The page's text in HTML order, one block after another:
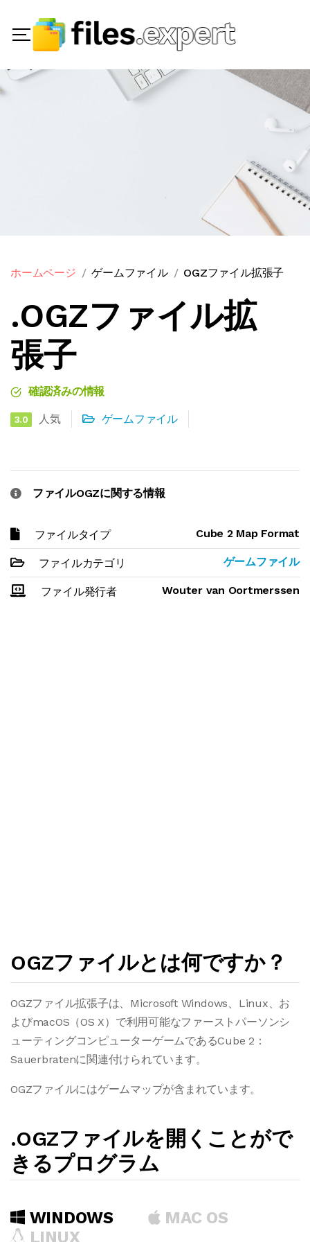
ホームページ ゲームファイル OGZファイル拡張子
.OGZファイル拡
張子
確認済みの情報
3.0 人気 ゲームファイル
ファイルOGZに関する情報
ファイルタイプ Cube 2 Map Format
ファイルカテゴリ ゲームファイル
ファイル発行者 Wouter van Oortmerssen
OGZファイルとは何ですか？
OGZファイル拡張子は、Microsoft Windows、Linux、お
よびmacOS（OS X）で利用可能なファーストパーソンシ
ューティングコンピューターゲームであるCube 2：
Sauerbratenに関連付けられています。
OGZファイルにはゲームマップが含まれています。
.OGZファイルを開くことがで
きるプログラム
WINDOWS
MAC OS
LINUX